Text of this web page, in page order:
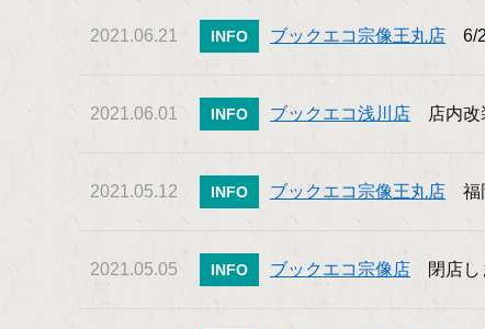
2021.06.21 INFO ブックエコ宗像王丸店 6/
2021.06.01 INFO ブックエコ浅川店 店内改
2021.05.12 INFO ブックエコ宗像王丸店 福
2021.05.05 INFO ブックエコ宗像店 閉店し